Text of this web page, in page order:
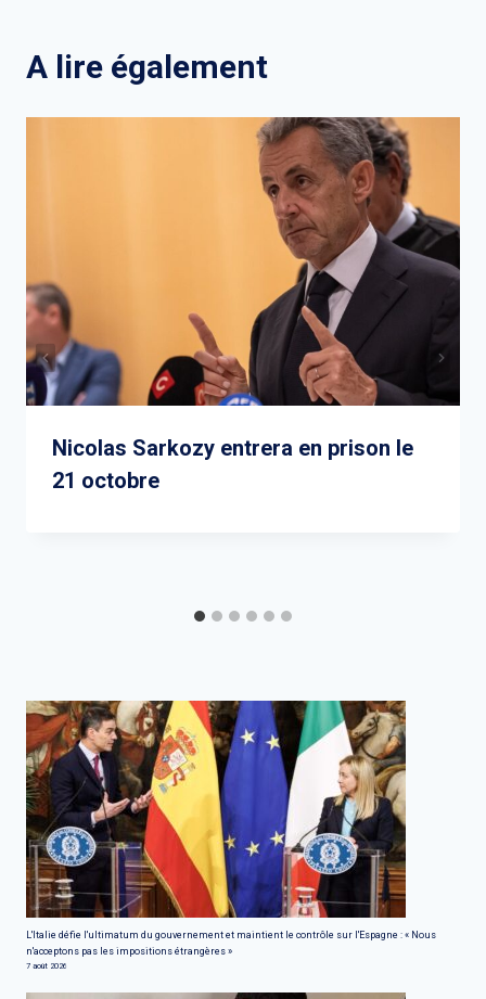
A lire également
Nicolas Sarkozy entrera en prison le
21 octobre
L'Italie défie l'ultimatum du gouvernement et maintient le contrôle sur l'Espagne : « Nous
n'acceptons pas les impositions étrangères »
7 août 2026